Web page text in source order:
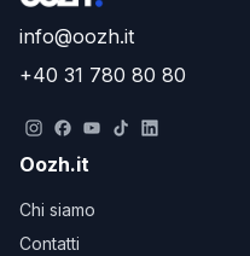
info@oozh.it
+40 31 780 80 80
Oozh.it
Chi siamo
Contatti